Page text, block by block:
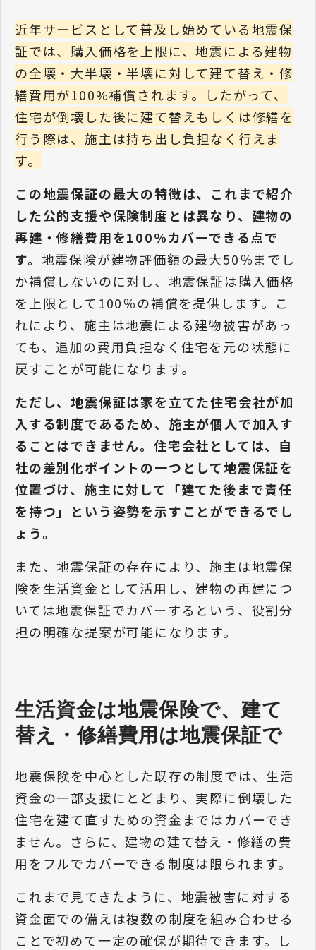
近年サービスとして普及し始めている地震保
証では、購入価格を上限に、地震による建物
の全壊・大半壊・半壊に対して建て替え・修
繕費用が100%補償されます。したがって、
住宅が倒壊した後に建て替えもしくは修繕を
行う際は、施主は持ち出し負担なく行えま
す。
この地震保証の最大の特徴は、これまで紹介
した公的支援や保険制度とは異なり、建物の
再建・修繕費用を100%カバーできる点で
す。 地震保険が建物評価額の最大50％までし
か補償しないのに対し、地震保証は購入価格
を上限として100％の補償を提供します。こ
れにより、施主は地震による建物被害があっ
ても、追加の費用負担なく住宅を元の状態に
戻すことが可能になります。
ただし、地震保証は家を立てた住宅会社が加
入する制度であるため、施主が個人で加入す
ることはできません。住宅会社としては、自
社の差別化ポイントの一つとして地震保証を
位置づけ、施主に対して「建てた後まで責任
を持つ」という姿勢を示すことができるでし
ょう。
また、地震保証の存在により、施主は地震保
険を生活資金として活用し、建物の再建につ
いては地震保証でカバーするという、役割分
担の明確な提案が可能になります。
生活資金は地震保険で、建て
替え・修繕費用は地震保証で
地震保険を中心とした既存の制度では、生活
資金の一部支援にとどまり、実際に倒壊した
住宅を建て直すための資金まではカバーでき
ません。さらに、建物の建て替え・修繕の費
用をフルでカバーできる制度は限られます。
これまで見てきたように、地震被害に対する
資金面での備えは複数の制度を組み合わせる
ことで初めて一定の確保が期待できます。し